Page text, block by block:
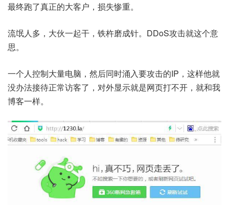
最终跑了真正的大客户，损失惨重。
流氓人多，大伙一起干，铁杵磨成针。DDoS攻击就这个意
思。
一个人控制大量电脑，然后同时涌入要攻击的IP，这样他就
没办法接待正常访客了，对外显示就是网页打不开，就和我
博客一样。